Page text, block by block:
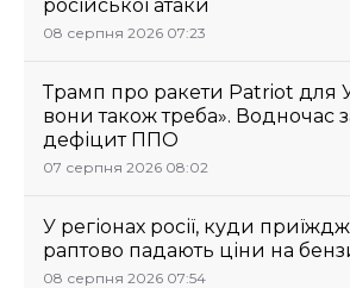
російської атаки
08 серпня 2026 07:23
Трамп про ракети Patriot для
вони також треба». Водночас
дефіцит ППО
07 серпня 2026 08:02
У регіонах росії, куди
раптово падають ціни на
08 серпня 2026 07:54